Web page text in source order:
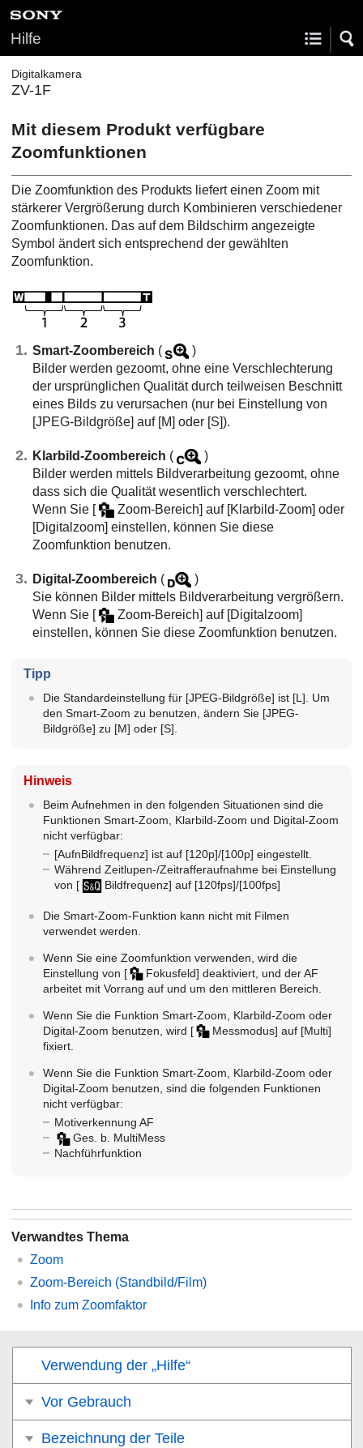
Hilfe
Digitalkamera
ZV-1F
Mit diesem Produkt verfügbare
Zoomfunktionen
Die Zoomfunktion des Produkts liefert einen Zoom mit
stärkerer Vergrößerung durch Kombinieren verschiedener
Zoomfunktionen. Das auf dem Bildschirm angezeigte
Symbol ändert sich entsprechend der gewählten
Zoomfunktion.
Smart-Zoombereich (
)
Bilder werden gezoomt, ohne eine Verschlechterung
der ursprünglichen Qualität durch teilweisen Beschnitt
eines Bilds zu verursachen (nur bei Einstellung von
[JPEG-Bildgröße] auf [M] oder [S]).
Klarbild-Zoombereich (
)
Bilder werden mittels Bildverarbeitung gezoomt, ohne
dass sich die Qualität wesentlich verschlechtert.
Wenn Sie [ Zoom-Bereich] auf [Klarbild-Zoom] oder
[Digitalzoom] einstellen, können Sie diese
Zoomfunktion benutzen.
Digital-Zoombereich (
)
Sie können Bilder mittels Bildverarbeitung vergrößern.
Wenn Sie [ Zoom-Bereich] auf [Digitalzoom]
einstellen, können Sie diese Zoomfunktion benutzen.
Tipp
Die Standardeinstellung für [JPEG-Bildgröße] ist [L] . Um
den Smart-Zoom zu benutzen, ändern Sie [JPEG-
Bildgröße] zu [M] oder [S]
Hinweis
Beim Aufnehmen in den folgenden Situationen sind die
Funktionen Smart-Zoom, Klarbild-Zoom und Digital-Zoom
nicht verfügbar:
[AufnBildfrequenz] ist auf [120p]/[100p] eingestellt.
Während Zeitlupen-/Zeitrafferaufnahme bei Einstellung
von [ Bildfrequenz] auf [120fps]/[100fps]
Die Smart-Zoom-Funktion kann nicht mit Filmen
verwendet werden.
Wenn Sie eine Zoomfunktion verwenden, wird die
Einstellung von [ Fokusfeld] deaktiviert, und der AF
arbeitet mit Vorrang auf und um den mittleren Bereich.
Wenn Sie die Funktion Smart-Zoom, Klarbild-Zoom oder
Digital-Zoom benutzen, wird [ Messmodus] auf [Multi]
fixiert.
Wenn Sie die Funktion Smart-Zoom, Klarbild-Zoom oder
Digital-Zoom benutzen, sind die folgenden Funktionen
nicht verfügbar:
Motiverkennung AF
Ges. b. MultiMess
Nachführfunktion
Verwandtes Thema
Zoom
Zoom-Bereich (Standbild/Film)
Info zum Zoomfaktor
Verwendung der „Hilfe“
Vor Gebrauch
Bezeichnung der Teile